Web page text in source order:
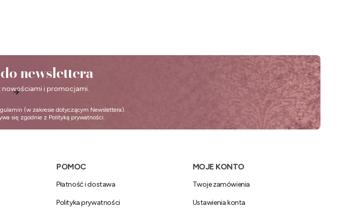
newslettera
nowościami i promocjami.
(w zakresie dotyczącym Newslettera).
się zgodnie z Polityką prywatności.
POMOC
Płatność i dostawa
Polityka prywatności
MOJE KONTO
Twoje zamówienia
Ustawienia konta